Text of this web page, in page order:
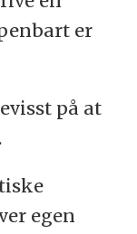
er
på at
egen